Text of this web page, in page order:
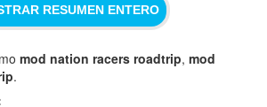
RESUMEN ENTERO
mod nation racers roadtrip,mod
.